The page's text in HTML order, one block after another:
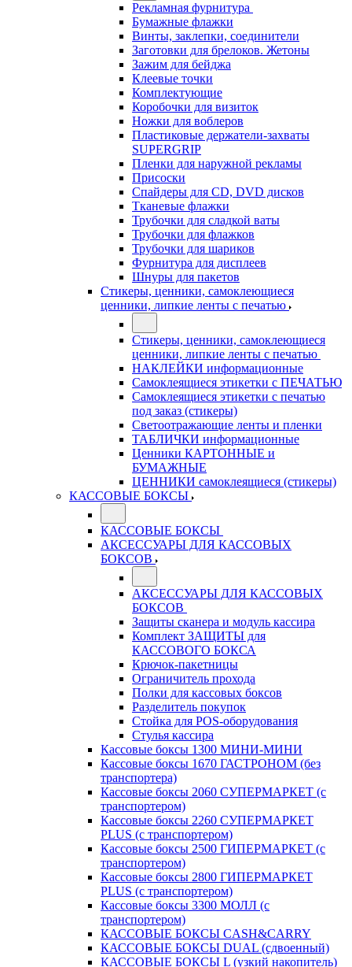
Рекламная фурнитура
Бумажные флажки
Винты, заклепки, соединители
Заготовки для брелоков. Жетоны
Зажим для бейджа
Клеевые точки
Комплектующие
Коробочки для визиток
Ножки для воблеров
Пластиковые держатели-захваты
SUPERGRIP
Пленки для наружной рекламы
Присоски
Спайдеры для CD, DVD дисков
Тканевые флажки
Трубочки для сладкой ваты
Трубочки для флажков
Трубочки для шариков
Фурнитура для дисплеев
Шнуры для пакетов
Стикеры, ценники, самоклеющиеся
ценники, липкие ленты с печатью
Стикеры, ценники, самоклеющиеся
ценники, липкие ленты с печатью
НАКЛЕЙКИ информационные
Самоклеящиеся этикетки с ПЕЧАТЬЮ
Самоклеящиеся этикетки с печатью
под заказ (стикеры)
Светоотражающие ленты и пленки
ТАБЛИЧКИ информационные
Ценники КАРТОННЫЕ и
БУМАЖНЫЕ
ЦЕННИКИ самоклеящиеся (стикеры)
КАССОВЫЕ БОКСЫ
КАССОВЫЕ БОКСЫ
АКСЕССУАРЫ ДЛЯ КАССОВЫХ
БОКСОВ
АКСЕССУАРЫ ДЛЯ КАССОВЫХ
БОКСОВ
Защиты сканера и модуль кассира
Комплект ЗАЩИТЫ для
КАССОВОГО БОКСА
Крючок-пакетницы
Ограничитель прохода
Полки для кассовых боксов
Разделитель покупок
Стойка для POS-оборудования
Стулья кассира
Кассовые боксы 1300 МИНИ-МИНИ
Кассовые боксы 1670 ГАСТРОНОМ (без
транспортера)
Кассовые боксы 2060 СУПЕРМАРКЕТ (с
транспортером)
Кассовые боксы 2260 СУПЕРМАРКЕТ
PLUS (с транспортером)
Кассовые боксы 2500 ГИПЕРМАРКЕТ (с
транспортером)
Кассовые боксы 2800 ГИПЕРМАРКЕТ
PLUS (с транспортером)
Кассовые боксы 3300 МОЛЛ (с
транспортером)
КАССОВЫЕ БОКСЫ CASH&CARRY
КАССОВЫЕ БОКСЫ DUAL (сдвоенный)
КАССОВЫЕ БОКСЫ L (узкий накопитель)